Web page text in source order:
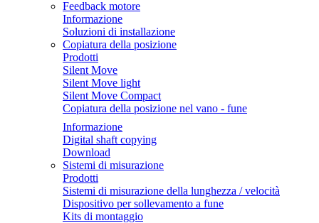
Feedback motore
Informazione
Soluzioni di installazione
Copiatura della posizione
Prodotti
Silent Move
Silent Move light
Silent Move Compact
Copiatura della posizione nel vano - fune
Informazione
Digital shaft copying
Download
Sistemi di misurazione
Prodotti
Sistemi di misurazione della lunghezza / velocità
Dispositivo per sollevamento a fune
Kits di montaggio